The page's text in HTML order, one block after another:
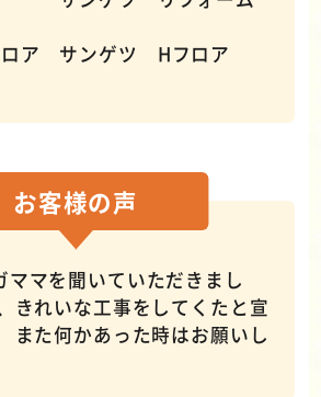
ロア サンゲツ Hフロア
お客様の声
ママを聞いていただきまし
きれいな工事をしてくたと宣
また何かあった時はお願いし